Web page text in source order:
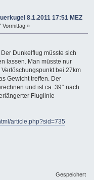
8.1.2011 17:51 MEZ
Vormittag »
Dunkelflug müsste sich
lassen. Man müsste nur
bei 27km
Gewicht treffen. Der
und ist ca. 39° nach
Fluglinie
article.php?sid=735
Gespeichert